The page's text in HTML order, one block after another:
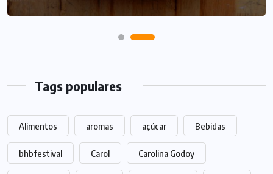
Tags populares
Alimentos aromas açúcar Bebidas
bhbfestival Carol Carolina Godoy